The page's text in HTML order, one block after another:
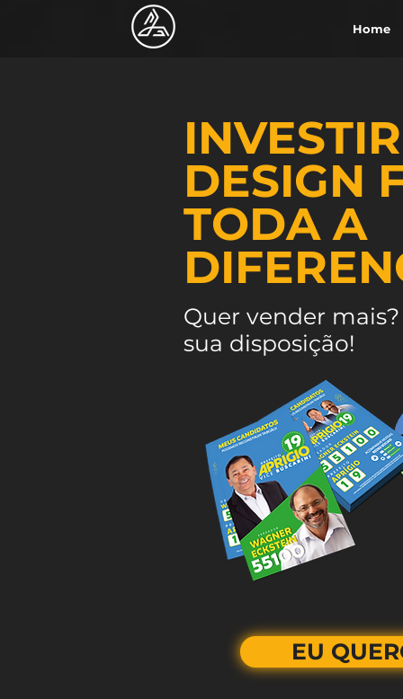
Home
DESIGN
TODA A
Quer vender
sua disposição!
EU